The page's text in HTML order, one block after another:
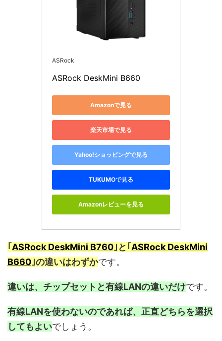
ASRock
ASRock DeskMini B660
Amazonで見る
楽天市場で見る
Yahoo!ショッピングで見る
TUKUMOで見る
Amazonレビューを見る
｢ ASRock DeskMini B760 ｣と｢ ASRock DeskMini
B660 ｣の違いはわずかです。
違いは、チップセットと有線LANの違いだけです。
有線LANを使わないのであれば、正直どちらを選択
してもよいでしょう。